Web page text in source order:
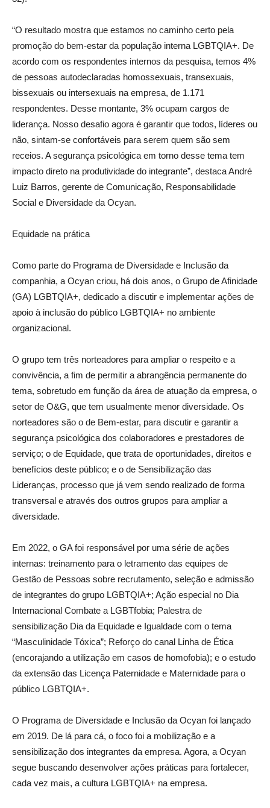
“O resultado mostra que estamos no caminho certo pela
promoção do bem-estar da população interna LGBTQIA+. De
acordo com os respondentes internos da pesquisa, temos 4%
de pessoas autodeclaradas homossexuais, transexuais,
bissexuais ou intersexuais na empresa, de 1.171
respondentes. Desse montante, 3% ocupam cargos de
liderança. Nosso desafio agora é garantir que todos, líderes ou
não, sintam-se confortáveis para serem quem são sem
receios. A segurança psicológica em torno desse tema tem
impacto direto na produtividade do integrante”, destaca André
Luiz Barros, gerente de Comunicação, Responsabilidade
Social e Diversidade da Ocyan.
Equidade na prática
Como parte do Programa de Diversidade e Inclusão da
companhia, a Ocyan criou, há dois anos, o Grupo de Afinidade
(GA) LGBTQIA+, dedicado a discutir e implementar ações de
apoio à inclusão do público LGBTQIA+ no ambiente
organizacional.
O grupo tem três norteadores para ampliar o respeito e a
convivência, a fim de permitir a abrangência permanente do
tema, sobretudo em função da área de atuação da empresa, o
setor de O&G, que tem usualmente menor diversidade. Os
norteadores são o de Bem-estar, para discutir e garantir a
segurança psicológica dos colaboradores e prestadores de
serviço; o de Equidade, que trata de oportunidades, direitos e
benefícios deste público; e o de Sensibilização das
Lideranças, processo que já vem sendo realizado de forma
transversal e através dos outros grupos para ampliar a
diversidade.
Em 2022, o GA foi responsável por uma série de ações
internas: treinamento para o letramento das equipes de
Gestão de Pessoas sobre recrutamento, seleção e admissão
de integrantes do grupo LGBTQIA+; Ação especial no Dia
Internacional Combate a LGBTfobia; Palestra de
sensibilização Dia da Equidade e Igualdade com o tema
“Masculinidade Tóxica”; Reforço do canal Linha de Ética
(encorajando a utilização em casos de homofobia); e o estudo
da extensão das Licença Paternidade e Maternidade para o
público LGBTQIA+.
O Programa de Diversidade e Inclusão da Ocyan foi lançado
em 2019. De lá para cá, o foco foi a mobilização e a
sensibilização dos integrantes da empresa. Agora, a Ocyan
segue buscando desenvolver ações práticas para fortalecer,
cada vez mais, a cultura LGBTQIA+ na empresa.